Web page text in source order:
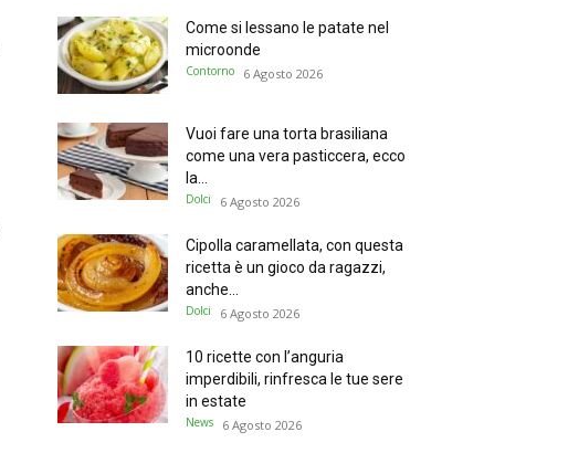
Come si lessano le patate nel
microonde
Contorno 6 Agosto 2026
Vuoi fare una torta brasiliana
come una vera pasticcera, ecco
la...
Dolci 6 Agosto 2026
Cipolla caramellata, con questa
ricetta è un gioco da ragazzi,
anche...
Dolci 6 Agosto 2026
10 ricette con l’anguria
imperdibili, rinfresca le tue sere
in estate
News 6 Agosto 2026